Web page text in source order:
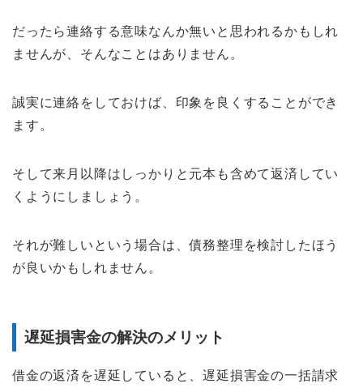
だったら連絡する意味なんか無いと思われるかもしれ
ませんが、そんなことはありません。
誠実に連絡をしておけば、印象を良くすることができ
ます。
そして来月以降はしっかりと元本も含めて返済してい
くようにしましょう。
それが難しいという場合は、債務整理を検討したほう
が良いかもしれません。
遅延損害金の解決のメリット
借金の返済を遅延していると、遅延損害金の一括請求